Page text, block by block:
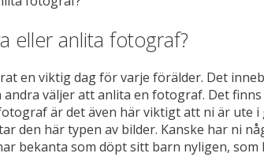
eller anlita fotograf?
en viktig dag för varje förälder. Det
väljer att anlita en fotograf. Det
är det även här viktigt att ni är
den här typen av bilder. Kanske har ni
bekanta som döpt sitt barn nyligen,